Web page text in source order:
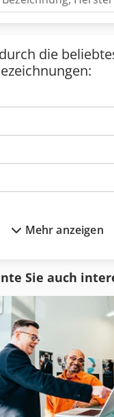
die
Mehr anzeigen
Sie auch